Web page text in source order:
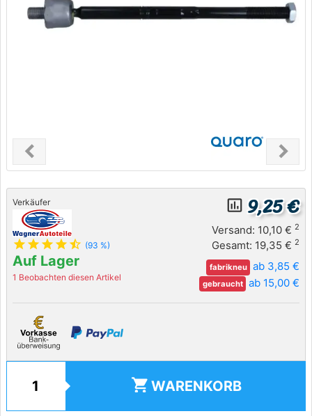
chevron_leftPrevious chevron_right
Next
Verkäufer
star star star star star_half (93 %)
Auf Lager
1 Beobachten diesen Artikel
insert_chart_outlined 9,25 €
Versand: 10,10 € 2
Gesamt: 19,35 € 2
fabrikneu ab 3,85 €
gebraucht ab 15,00 €
shopping_cart WARENKORB